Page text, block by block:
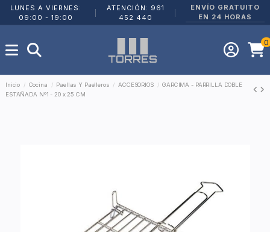
LUNES A VIERNES:
09:00 - 19:00
ATENCIÓN: 961
452 440
ENVÍO GRATUITO
EN 24 HORAS
0
Inicio Cocina Paellas Y Paelleros ACCESORIOS
GARCIMA - PARRILLA DOBLE
ESTAÑADA Nº1 - 20 x 25 CM